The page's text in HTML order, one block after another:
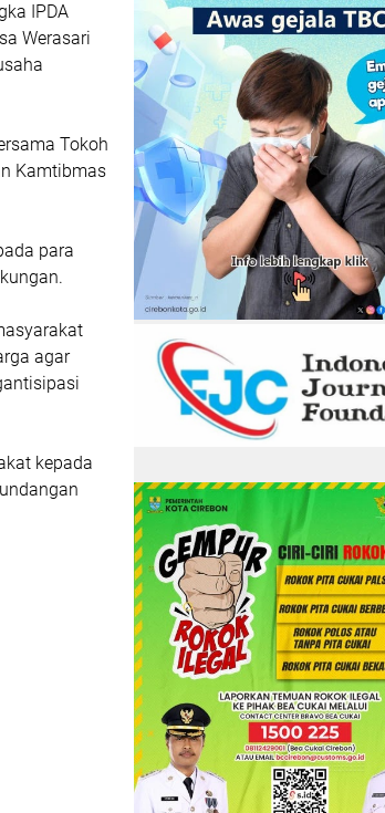
IPDA
Werasari
Tokoh
Kamtibmas
para
agar
kepada